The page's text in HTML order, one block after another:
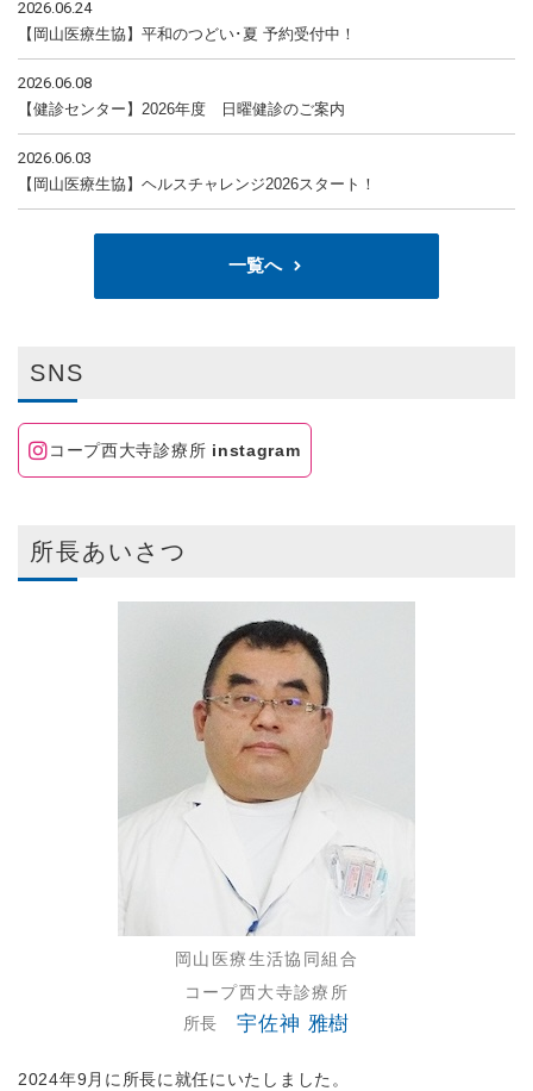
2026.06.24
【岡山医療生協】平和のつどい･夏 予約受付中！
2026.06.08
【健診センター】2026年度 日曜健診のご案内
2026.06.03
【岡山医療生協】ヘルスチャレンジ2026スタート！
一覧へ
SNS
コープ西大寺診療所 instagram
所長あいさつ
岡山医療生活協同組合
コープ西大寺診療所
所長
宇佐神 雅樹
2024年9月に所長に就任にいたしました。